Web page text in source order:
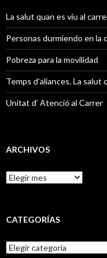
La salut quan es viu al
Personas durmiendo en la
Pobreza para la movilidad
Temps d’aliances. La salut
Unitat d’ Atenció al Carrer
ARCHIVOS
A
i
o
s
CATEGORÍAS
C